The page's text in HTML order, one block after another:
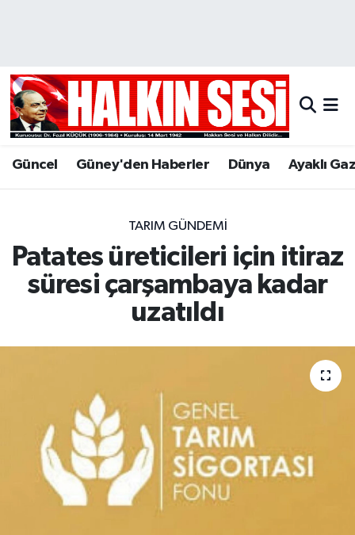
Güncel Güney'den Haberler Dünya Ayaklı
TARIM GÜNDEMI
Patates üreticileri için itiraz
süresi çarşambaya kadar
uzatıldı
Hava Durumu
Trafik Durumu
Tüm Manşetler
Son Dakika Haberleri